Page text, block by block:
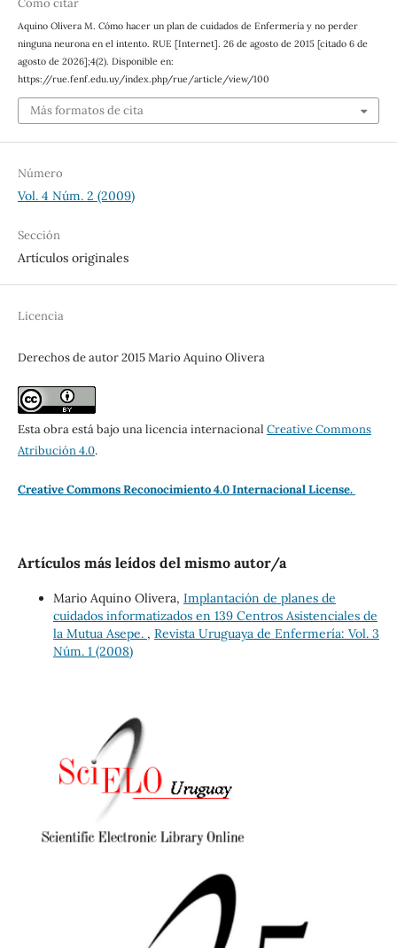
Cómo citar
Aquino Olivera M. Cómo hacer un plan de cuidados de Enfermería y no perder
ninguna neurona en el intento. RUE [Internet]. 26 de agosto de 2015 [citado 6 de
agosto de 2026];4(2). Disponible en:
https://rue.fenf.edu.uy/index.php/rue/article/view/100
Más formatos de cita
Número
Vol. 4 Núm. 2 (2009)
Sección
Artículos originales
Licencia
Derechos de autor 2015 Mario Aquino Olivera
Esta obra está bajo una licencia internacional Creative Commons
Atribución 4.0.
Creative Commons Reconocimiento 4.0 Internacional License.
Artículos más leídos del mismo autor/a
Mario Aquino Olivera, Implantación de planes de
cuidados informatizados en 139 Centros Asistenciales de
la Mutua Asepe. , Revista Uruguaya de Enfermería: Vol. 3
Núm. 1 (2008)